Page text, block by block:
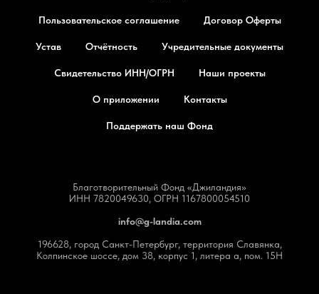
Пользовательское соглашение Договор Оферты
Устав Отчётность Учредительные документы
Свидетельство ИНН/ОГРН Наши проекты
О приложении Контакты
Поддержать наш Фонд
Благотворительный Фонд «Джиландия»
ИНН 7820049630, ОГРН 1167800054510
info@g-landia.com
196628, город Санкт-Петербург, территория Славянка,
Колпинское шоссе, дом 38, корпус 1, литера а, пом. 15Н